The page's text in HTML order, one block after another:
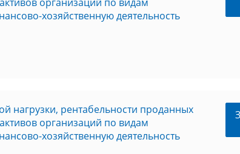
хозяйственную деятельность
нагрузки, рентабельности проданных
организаций по видам
хозяйственную деятельность